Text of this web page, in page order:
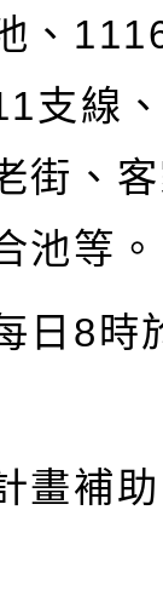
、
支線
街、
池等。
日8時
畫補